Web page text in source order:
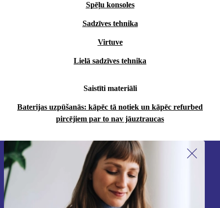
Spēļu konsoles
Sadzīves tehnika
Virtuve
Lielā sadzīves tehnika
Saistīti materiāli
Baterijas uzpūšanās: kāpēc tā notiek un kāpēc refurbed
pircējiem par to nav jāuztraucas
Piesakieties mūsu jaunumu
saņemšanai!
Nekad vairs nepalaidiet garām nevienu
piedāvājumu.